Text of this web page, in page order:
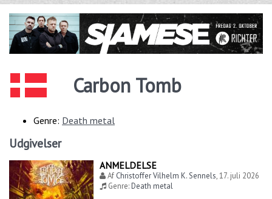
Carbon Tomb
Genre: Death metal
Udgivelser
ANMELDELSE
Af Christoffer Vilhelm K. Sennels,17. juli 2026
Genre:Death metal